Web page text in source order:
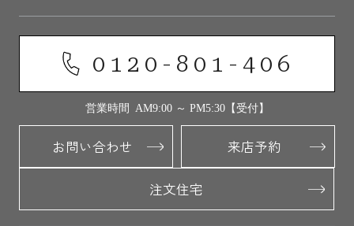
0120-801-406
営業時間 AM9:00 ～ PM5:30【受付】
お問い合わせ 来店予約
注文住宅